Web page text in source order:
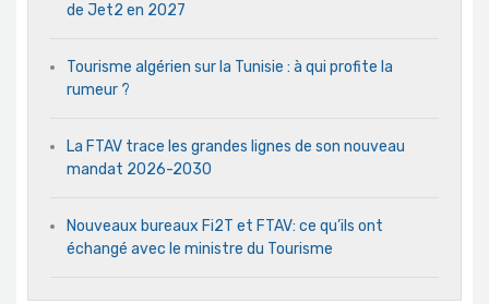
de Jet2 en 2027
Tourisme algérien sur la Tunisie : à qui profite la
rumeur ?
La FTAV trace les grandes lignes de son nouveau
mandat 2026-2030
Nouveaux bureaux Fi2T et FTAV: ce qu’ils ont
échangé avec le ministre du Tourisme